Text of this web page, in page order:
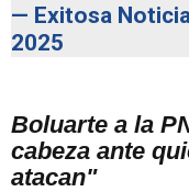
— Exitosa
2025
Boluarte a la
cabeza ante
atacan"